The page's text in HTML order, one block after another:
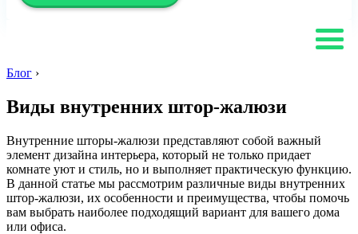
Блог ›
Виды внутренних штор-жалюзи
Внутренние шторы-жалюзи представляют собой важный
элемент дизайна интерьера, который не только придает
комнате уют и стиль, но и выполняет практическую функцию.
В данной статье мы рассмотрим различные виды внутренних
штор-жалюзи, их особенности и преимущества, чтобы помочь
вам выбрать наиболее подходящий вариант для вашего дома
или офиса.